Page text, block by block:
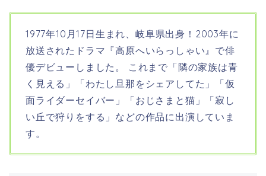
1977年10月17日生まれ、岐阜県出身！ 2003年に
放送されたドラマ『高原へいらっしゃい』で俳
優デビューしました。
これまで「隣の家族は青
く見える」「わたし旦那をシェアしてた」「仮
面ライダーセイバー」「おじさまと猫」「寂し
い丘で狩りをする」などの作品に出演していま
す。